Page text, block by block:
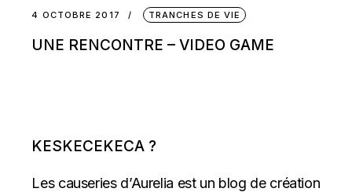
4 OCTOBRE 2017 TRANCHES DE VIE
UNE RENCONTRE – VIDEO GAME
KESKECEKECA ?
Les causeries d’Aurelia est un blog de création